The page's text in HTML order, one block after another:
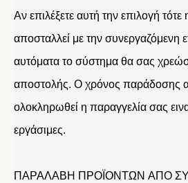
Αν επιλέξετε αυτή την επιλογή
αποσταλλεί με την συνεργαζόμενη
αυτόματα το σύστημα θα σας
αποστολής. Ο χρόνος παράδοσης
ολοκληρωθεί η παραγγελία σας
εργάσιμες.
ΠΑΡΑΛΑΒΗ ΠΡΟΪΟΝΤΩΝ ΑΠΟ